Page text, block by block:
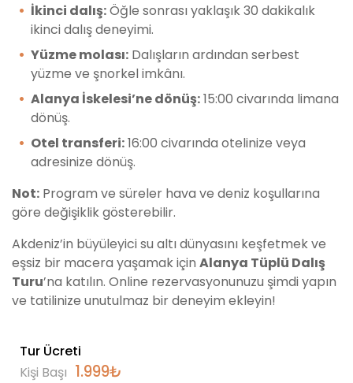
İkinci dalış:Öğle sonrası yaklaşık 30 dakikalık
ikinci dalış deneyimi.
Yüzme molası: Dalışların ardından serbest
yüzme ve şnorkel imkânı.
Alanya İskelesi’ne dönüş:15:00 civarında limana
dönüş.
Otel transferi:16:00 civarında otelinize veya
adresinize dönüş.
Not: Program ve süreler hava ve deniz koşullarına
göre değişiklik gösterebilir.
Akdeniz’in büyüleyici su altı dünyasını keşfetmek ve
eşsiz bir macera yaşamak için Alanya Tüplü Dalış
Turu’na katılın. Online rezervasyonunuzu şimdi yapın
ve tatilinize unutulmaz bir deneyim ekleyin!
Tur Ücreti
Kişi Başı 1.999₺